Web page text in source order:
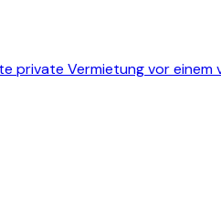
private Vermietung vor